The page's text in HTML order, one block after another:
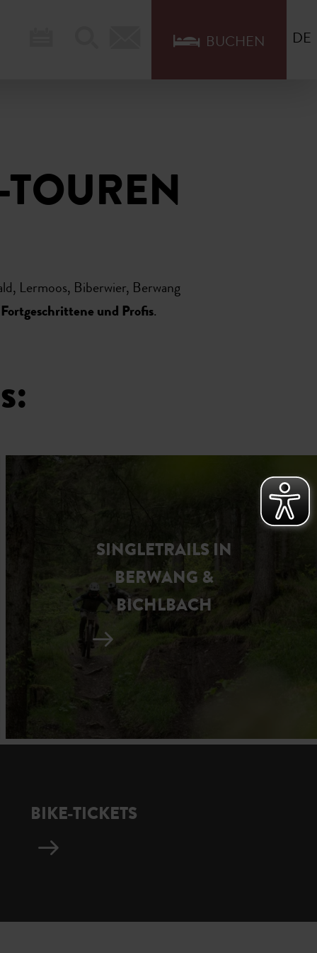
BUCHEN DE
Lermoos, Biberwier, Berwang
und Profis.
SINGLETRAILS IN
BERWANG &
BICHLBACH
BIKE-TICKETS